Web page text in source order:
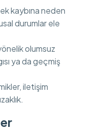
kaybına neden
durumlar ele
olumsuz
ya da geçmiş
iletişim